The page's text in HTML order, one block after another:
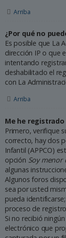
Arriba
¿Por qué no
Es posible que La
dirección IP o que
intentando
deshabilitado el
con La
Arriba
Me he
Primero, verifique
correcto, hay dos
Infantil (APPCO)
opción Soy menor
algunas
Algunos foros
sea por usted
pueda
proceso de
Si no recibió
electrónico que